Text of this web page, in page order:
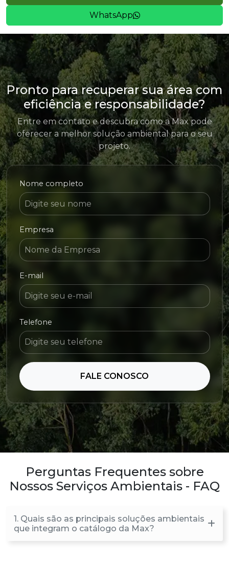
WhatsApp
Pronto para recuperar sua área com
eficiência e responsabilidade?
Entre em contato e descubra como a Max pode
oferecer a melhor solução ambiental para o seu
projeto.
Nome completo
Empresa
E-mail
Telefone
FALE CONOSCO
Perguntas Frequentes sobre
Nossos Serviços Ambientais - FAQ
1. Quais são as principais soluções ambientais
que integram o catálogo da Max?